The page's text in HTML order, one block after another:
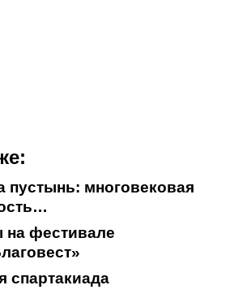
пустынь: многовековая
фестивале
спартакиада